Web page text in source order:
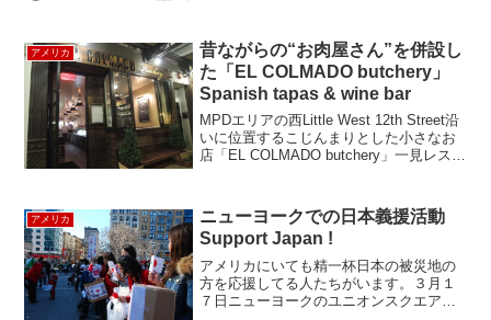
健康的だ”といったところでしょうか。カ
ント...
アメリカ
昔ながらの“お肉屋さん”を併設し
た「EL COLMADO butchery」
Spanish tapas & wine bar
MPDエリアの西Little West 12th Street沿
いに位置するこじんまりとした小さなお
店「EL COLMADO butchery」一見レスト
です。(El ...
アメリカ
ニューヨークでの日本義援活動
Support Japan !
アメリカにいても精一杯日本の被災地の
方を応援してる人たちがいます。３月１
７日ニューヨークのユニオンスクエアー